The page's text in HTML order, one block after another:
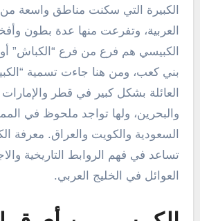
الكبيرة التي سكنت مناطق واسعة
العربية، وتفرعت منها عدة بطون
الكبيسي هم فرع من فرع “الكباش”
بني كعب، ومن هنا جاءت تسمية
العائلة بشكل كبير في قطر والإمارات
والبحرين، ولها تواجد ملحوظ في
السعودية والكويت والعراق. معرفة
تساعد في فهم الروابط التاريخية
العوائل في الخليج العربي.